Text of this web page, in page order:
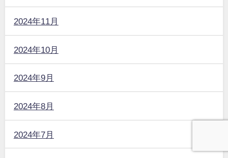
2024年11月
2024年10月
2024年9月
2024年8月
2024年7月